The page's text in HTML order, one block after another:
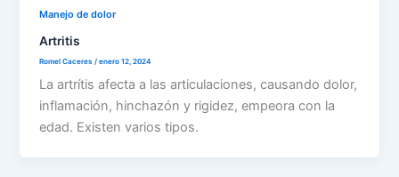
Manejo de dolor
Artritis
Romel Caceres/enero 12, 2024
La artrítis afecta a las articulaciones, causando dolor,
inflamación, hinchazón y rigidez, empeora con la
edad. Existen varios tipos.